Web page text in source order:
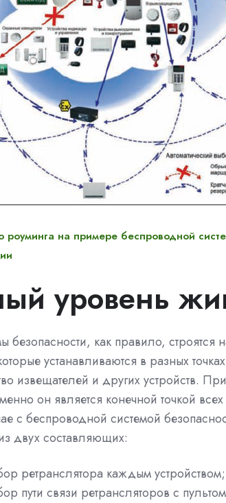
роуминга на примере беспроводной
уровень
безопасности, как правило, строятся
устанавливаются в разных
извещателей и других устройств.
он является конечной точкой
с беспроводной системой
двух составляющих:
ретранслятора каждым устройством;
пути связи ретрансляторов с